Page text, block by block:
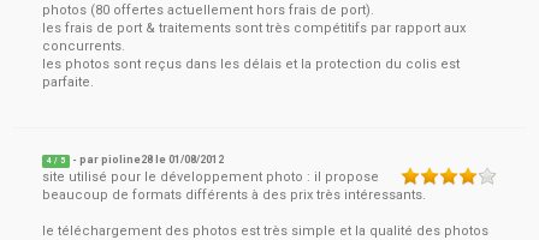
photos (80 offertes actuellement hors frais de port).
les frais de port & traitements sont très compétitifs par rapport aux
concurrents.
les photos sont reçus dans les délais et la protection du colis est
parfaite.
4 / 5 - parpioline28 le01/08/2012
site utilisé pour le développement photo : il propose
beaucoup de formats différents à des prix très intéressants.
le téléchargement des photos est très simple et la qualité des photos